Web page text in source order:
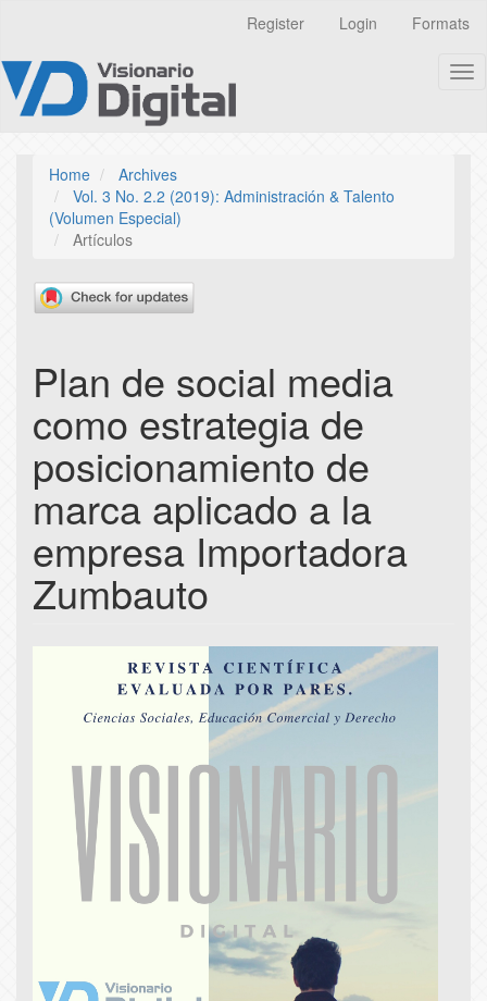
page
content
Main
Content
Sidebar
Register Login Formats
Home
Archives
Vol. 3 No. 2.2 (2019): Administración & Talento
(Volumen Especial)
Artículos
Plan de social media
como estrategia de
posicionamiento de
marca aplicado a la
empresa Importadora
Zumbauto
Sidebar